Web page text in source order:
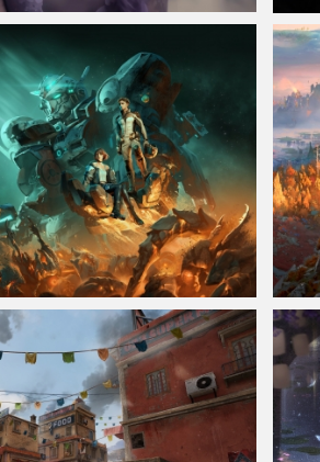
古风古典 4K壁纸 湮灭
Rogue Orbit》4k高清游戏壁纸 《战